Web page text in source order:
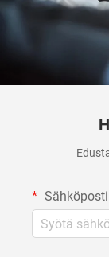
Sähköposti